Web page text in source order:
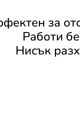
за
Работи
Нисък